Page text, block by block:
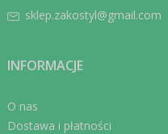
sklep.zakostyl@gmail.com
INFORMACJE
O nas
Dostawa i płatności